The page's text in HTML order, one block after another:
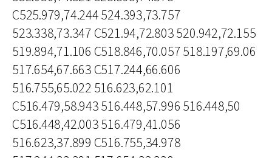
C525.979,74.244 524.393,73.757
523.338,73.347 C521.94,72.803 520.942,72.155
519.894,71.106 C518.846,70.057 518.197,69.06
517.654,67.663 C517.244,66.606
516.755,65.022 516.623,62.101
C516.479,58.943 516.448,57.996 516.448,50
C516.448,42.003 516.479,41.056
516.623,37.899 C516.755,34.978